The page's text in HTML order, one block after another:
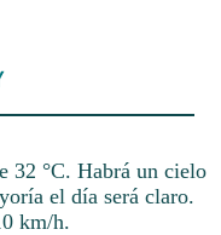
32 °C. Habrá un cielo
el día será claro.
km/h.